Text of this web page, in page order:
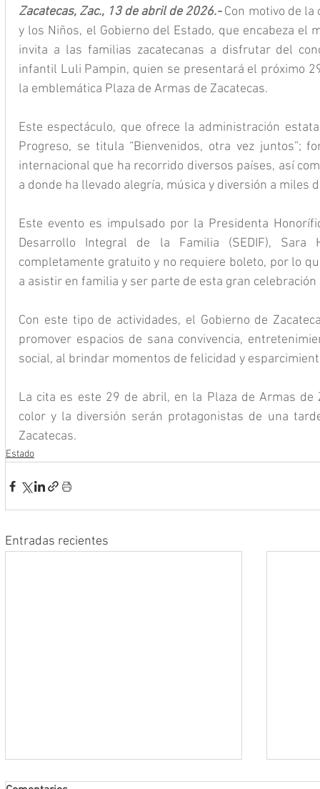
Zacatecas, Zac., 13 de abril de 2026.- Con motivo de la
y los Niños, el Gobierno del Estado, que encabeza el
invita a las familias zacatecanas a disfrutar del
infantil Luli Pampin, quien se presentará el próximo
la emblemática Plaza de Armas de Zacatecas.
Este espectáculo, que ofrece la administración
Progreso, se titula “Bienvenidos, otra vez juntos”;
internacional que ha recorrido diversos países, así
a donde ha llevado alegría, música y diversión a miles
Este evento es impulsado por la Presidenta
Desarrollo Integral de la Familia (SEDIF), Sara
completamente gratuito y no requiere boleto, por lo
a asistir en familia y ser parte de esta gran celebración
Con este tipo de actividades, el Gobierno de
promover espacios de sana convivencia,
social, al brindar momentos de felicidad y
La cita es este 29 de abril, en la Plaza de Armas de
color y la diversión serán protagonistas de una
Zacatecas.
Estado
Entradas recientes